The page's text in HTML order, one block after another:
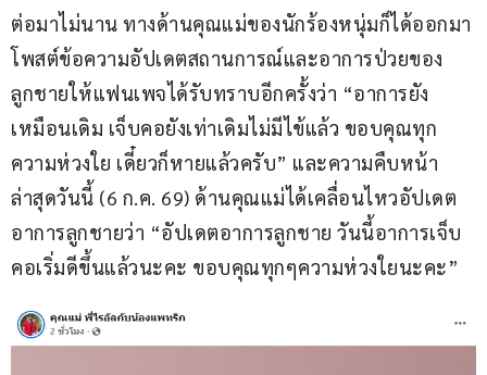
ต่อมาไม่นาน ทางด้านคุณแม่ของนักร้องหนุ่มก็ได้ออกมา
โพสต์ข้อความอัปเดตสถานการณ์และอาการป่วยของ
ลูกชายให้แฟนเพจได้รับทราบอีกครั้งว่า “อาการยัง
เหมือนเดิม เจ็บคอยังเท่าเดิมไม่มีไข้แล้ว ขอบคุณทุก
ความห่วงใย เดี๋ยวก็หายแล้วครับ” และความคืบหน้า
ล่าสุดวันนี้ (6 ก.ค. 69) ด้านคุณแม่ได้เคลื่อนไหวอัปเดต
อาการลูกชายว่า “อัปเดตอาการลูกชาย วันนี้อาการเจ็บ
คอเริ่มดีขึ้นแล้วนะคะ ขอบคุณทุกๆความห่วงใยนะคะ”